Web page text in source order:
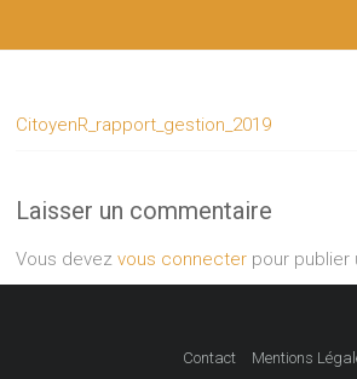
CitoyenR_rapport_gestion_2019
Laisser un commentaire
Vous devezvous connecter pour publier
Contact Mentions